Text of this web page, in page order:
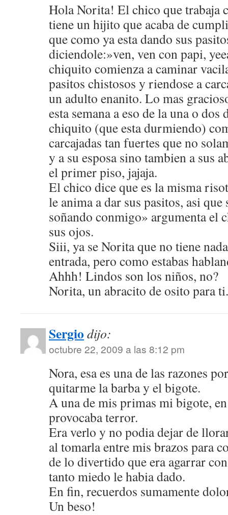
Hola Norita! El chico que trabaja
tiene un hijito que acaba de
que como ya esta dando sus
diciendole:»ven, ven con papi,
chiquito comienza a caminar
pasitos chistosos y riendose a
un adulto enanito. Lo mas
esta semana a eso de la una o dos
chiquito (que esta durmiendo)
carcajadas tan fuertes que no
y a su esposa sino tambien a sus
el primer piso, jajaja.
El chico dice que es la misma
le anima a dar sus pasitos, asi que
soñando conmigo» argumenta el
sus ojos.
Siii, ya se Norita que no tiene
entrada, pero como estabas
Ahhh! Lindos son los niños, no?
Norita, un abracito de osito para ti.
Sergio dijo:
octubre 22, 2009 a las 8:12 pm
Nora, esa es una de las razones
quitarme la barba y el bigote.
A una de mis primas mi bigote,
provocaba terror.
Era verlo y no podia dejar de
al tomarla entre mis brazos para
de lo divertido que era agarrar
tanto miedo le habia dado.
En fin, recuerdos sumamente
Un beso!